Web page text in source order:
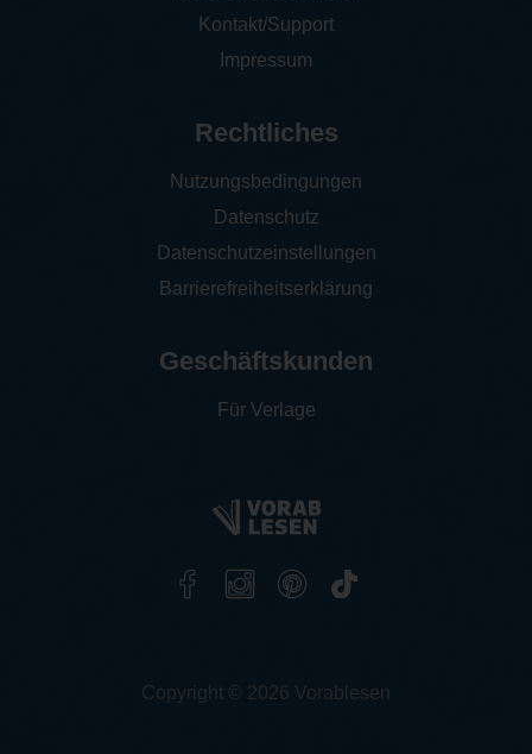
Kontakt/Support
Impressum
Rechtliches
Nutzungsbedingungen
Datenschutz
Datenschutzeinstellungen
Barrierefreiheitserklärung
Geschäftskunden
Für Verlage
Copyright © 2026 Vorablesen